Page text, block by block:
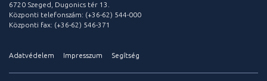
6720 Szeged, Dugonics tér 13.
Központi telefonszám: (+36-62) 544-000
Központi fax: (+36-62) 546-371
Adatvédelem Impresszum Segítség